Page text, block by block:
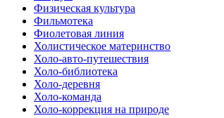
Физическая культура
Фильмотека
Фиолетовая линия
Холистическое материнство
Холо-авто-путешествия
Холо-библиотека
Холо-деревня
Холо-команда
Холо-коррекция на природе